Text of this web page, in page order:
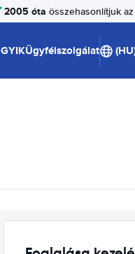
2005 óta összehasonlítjuk
GYIKÜgyfélszolgálat